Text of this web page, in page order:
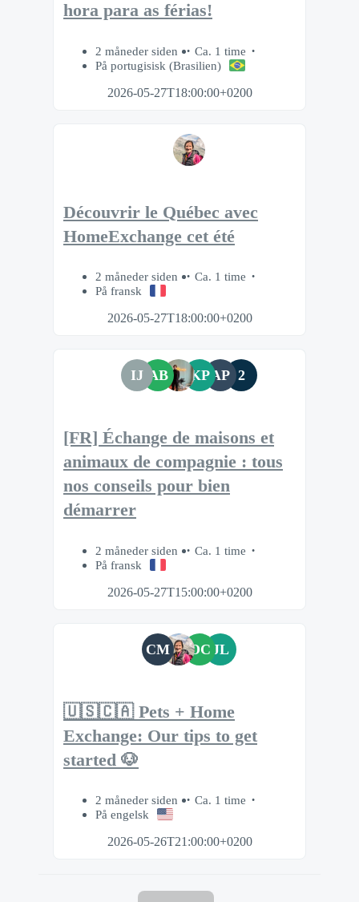
hora para as férias!
2 måneder siden
Ca. 1 time
På portugisisk (Brasilien)
2026-05-27T18:00:00+0200
Découvrir le Québec avec
HomeExchange cet été
2 måneder siden
Ca. 1 time
På fransk
2026-05-27T18:00:00+0200
IJ AB KP AP 2
[FR] Échange de maisons et
animaux de compagnie : tous
nos conseils pour bien
démarrer
2 måneder siden
Ca. 1 time
På fransk
2026-05-27T15:00:00+0200
CM OC JL
🇺🇸🇨🇦 Pets + Home
Exchange: Our tips to get
started 🐶
2 måneder siden
Ca. 1 time
På engelsk
2026-05-26T21:00:00+0200